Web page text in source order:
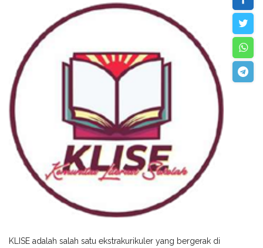
KLISE adalah salah satu ekstrakurikuler yang bergerak di